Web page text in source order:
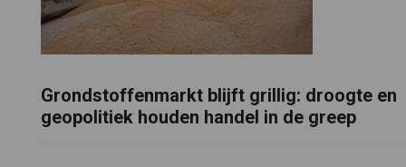
Grondstoffenmarkt blijft grillig: droogte en
geopolitiek houden handel in de greep